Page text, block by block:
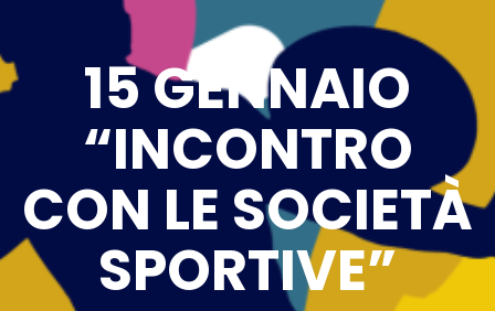
15 GENNAIO
“INCONTRO
CON LE SOCIETÀ
SPORTIVE”